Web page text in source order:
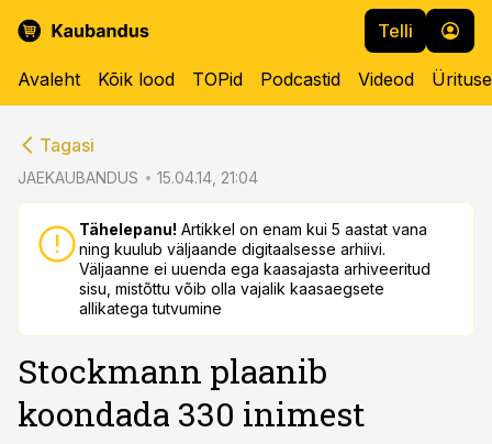
Telli
Avaleht Kõik lood TOPid Podcastid Videod
Tagasi
JAEKAUBANDUS 15.04.14, 21:04
Tähelepanu! Artikkel on enam kui 5 aastat vana
ning kuulub väljaande digitaalsesse arhiivi.
Väljaanne ei uuenda ega kaasajasta arhiveeritud
sisu, mistõttu võib olla vajalik kaasaegsete
allikatega tutvumine
Stockmann plaanib
koondada 330 inimest